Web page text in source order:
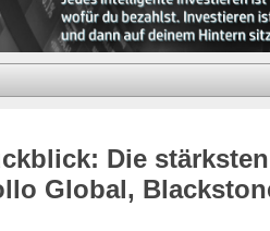
Die
Global,